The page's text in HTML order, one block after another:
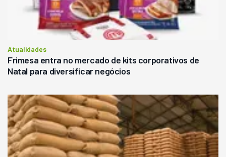
Atualidades
Frimesa entra no mercado de kits corporativos de
Natal para diversificar negócios